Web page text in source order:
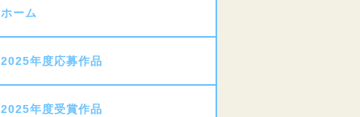
ホーム
2025年度応募作品
2025年度受賞作品